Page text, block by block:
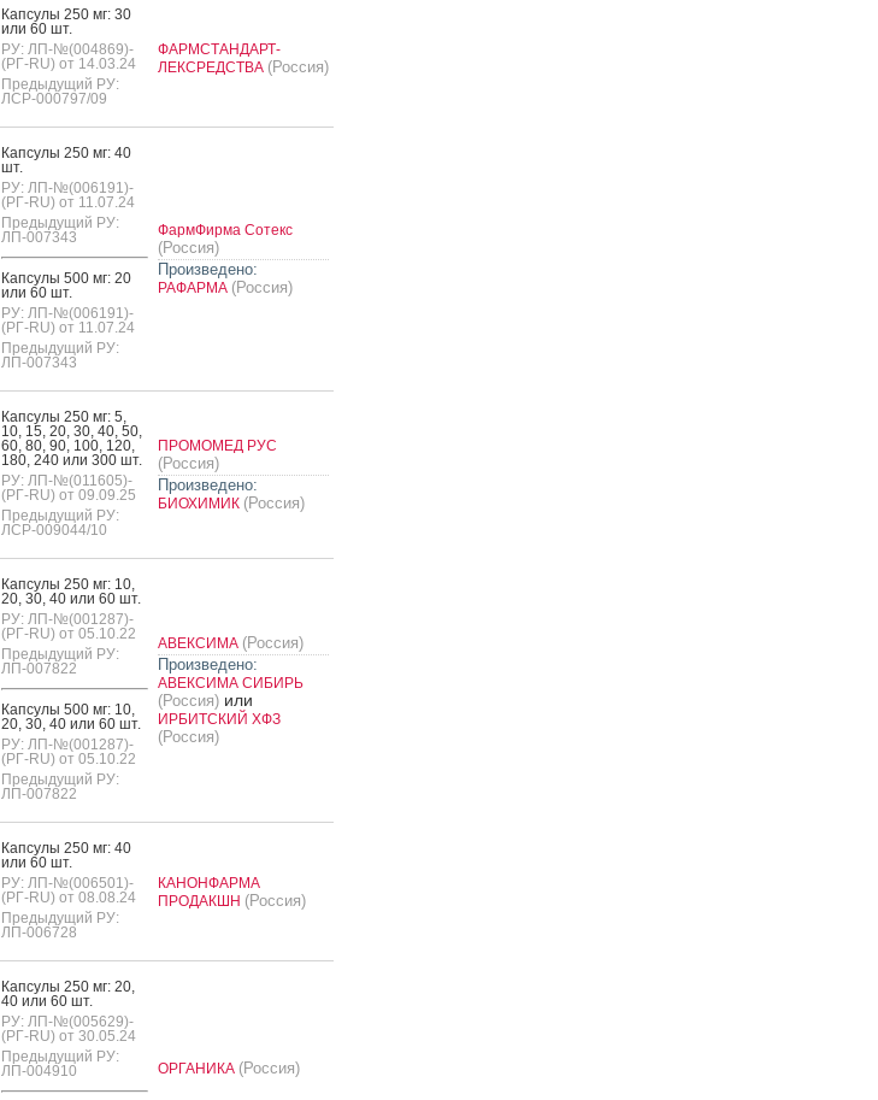
Кап­су­лы 250 мг: 30
или 60 шт.
РУ: ЛП-№(004869)-
(РГ-RU) от 14.03.24
Предыдущий РУ:
ЛСР-000797/09
ФАРМСТАНДАРТ-
ЛЕКСРЕДСТВА (Россия)
Кап­су­лы 250 мг: 40
шт.
РУ: ЛП-№(006191)-
(РГ-RU) от 11.07.24
Предыдущий РУ:
ЛП-007343
Кап­су­лы 500 мг: 20
или 60 шт.
РУ: ЛП-№(006191)-
(РГ-RU) от 11.07.24
Предыдущий РУ:
ЛП-007343
ФармФирма Сотекс
(Россия)
Произведено:
РАФАРМА (Россия)
Кап­су­лы 250 мг: 5,
10, 15, 20, 30, 40, 50,
60, 80, 90, 100, 120,
180, 240 или 300 шт.
РУ: ЛП-№(011605)-
(РГ-RU) от 09.09.25
Предыдущий РУ:
ЛСР-009044/10
ПРОМОМЕД РУС
(Россия)
Произведено:
БИОХИМИК (Россия)
Кап­су­лы 250 мг: 10,
20, 30, 40 или 60 шт.
РУ: ЛП-№(001287)-
(РГ-RU) от 05.10.22
Предыдущий РУ:
ЛП-007822
Кап­су­лы 500 мг: 10,
20, 30, 40 или 60 шт.
РУ: ЛП-№(001287)-
(РГ-RU) от 05.10.22
Предыдущий РУ:
ЛП-007822
АВЕКСИМА (Россия)
Произведено:
АВЕКСИМА СИБИРЬ
(Россия)или
ИРБИТСКИЙ ХФЗ
(Россия)
Кап­су­лы 250 мг: 40
или 60 шт.
РУ: ЛП-№(006501)-
(РГ-RU) от 08.08.24
Предыдущий РУ:
ЛП-006728
КАНОНФАРМА
ПРОДАКШН (Россия)
Кап­су­лы 250 мг: 20,
40 или 60 шт.
РУ: ЛП-№(005629)-
(РГ-RU) от 30.05.24
Предыдущий РУ:
ЛП-004910
ОРГАНИКА (Россия)